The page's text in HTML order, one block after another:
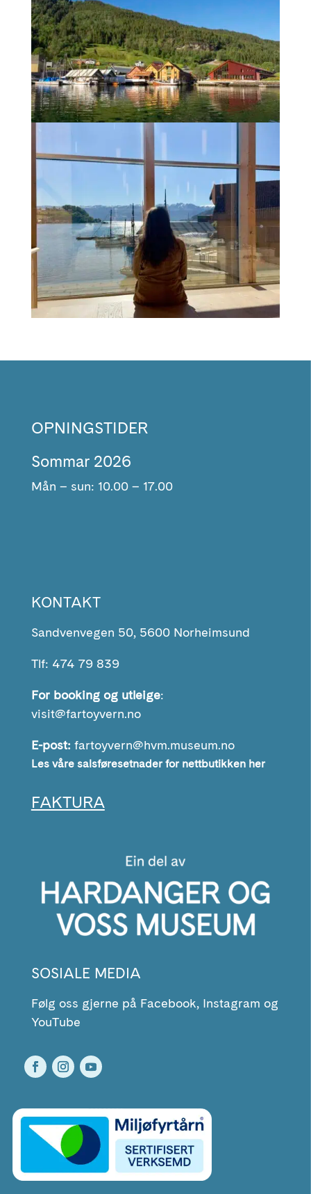
OPNINGSTIDER
Sommar 2026
Mån – sun: 10.00 – 17.00
KONTAKT
Sandvenvegen 50, 5600 Norheimsund
Tlf: 474 79 839
For booking og utleige:
visit@fartoyvern.no
E-post: fartoyvern@hvm.museum.no
Les våre salsføresetnader for nettbutikken her
FAKTURA
SOSIALE MEDIA
Følg oss gjerne på Facebook, Instagram og
YouTube